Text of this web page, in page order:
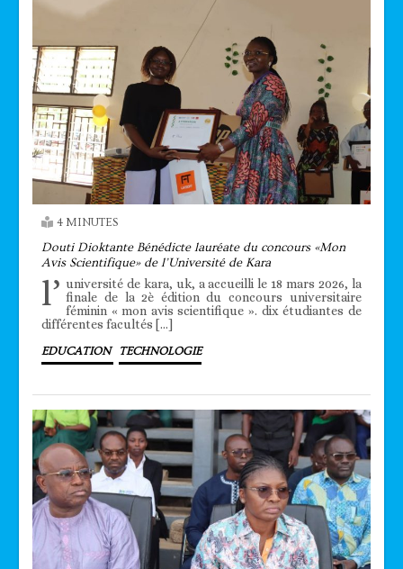
4 MINUTES
Douti Dioktante Bénédicte lauréate du concours «Mon
Avis Scientifique» de l’Université de Kara
l’ université de kara, uk, a accueilli le 18 mars 2026, la
finale de la 2è édition du concours universitaire
féminin « mon avis scientifique ». dix étudiantes de
différentes facultés […]
EDUCATION TECHNOLOGIE